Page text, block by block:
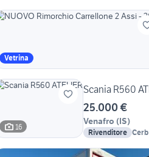
Vetrina
16
Scania R560
25.000 €
Venafro (IS)
Rivenditore